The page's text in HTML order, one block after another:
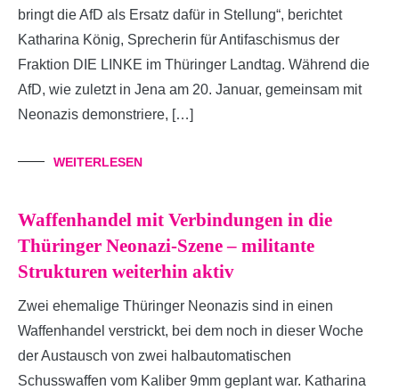
bringt die AfD als Ersatz dafür in Stellung“, berichtet
Katharina König, Sprecherin für Antifaschismus der
Fraktion DIE LINKE im Thüringer Landtag. Während die
AfD, wie zuletzt in Jena am 20. Januar, gemeinsam mit
Neonazis demonstriere, […]
WEITERLESEN
Waffenhandel mit Verbindungen in die
Thüringer Neonazi-Szene – militante
Strukturen weiterhin aktiv
Zwei ehemalige Thüringer Neonazis sind in einen
Waffenhandel verstrickt, bei dem noch in dieser Woche
der Austausch von zwei halbautomatischen
Schusswaffen vom Kaliber 9mm geplant war. Katharina